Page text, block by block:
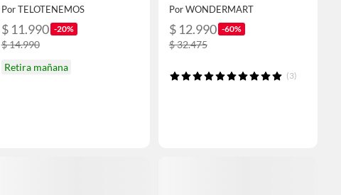
Por TELOTENEMOS
$ 11.990 -20%
$ 14.990
Retira mañana
Por WONDERMART
$ 12.990 -60%
$ 32.475
(3)